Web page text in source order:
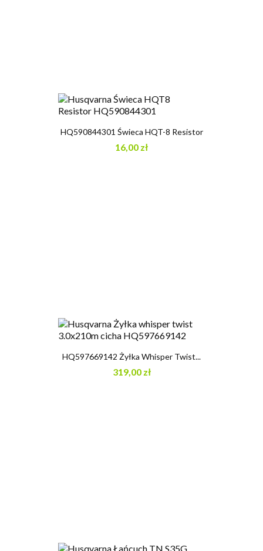
HQ590844301 Świeca HQT-8 Resistor
16,00 zł
HQ597669142 Żyłka Whisper Twist...
319,00 zł